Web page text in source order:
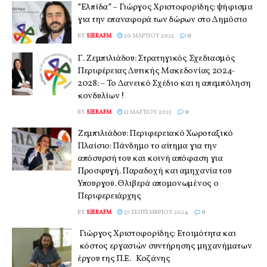
“Ελπίδα” – Γιώργος Χριστοφορίδης: ψήφισμα
για την επαναφορά των δώρων στο Δημόσιο
BY SIERAFM 20 ΜΑΡΤΊΟΥ 2025 0
Γ. Ζεμπιλιάδου: Στρατηγικός Σχεδιασμός
Περιφέρειας Δυτικής Μακεδονίας 2024-
2028: – Το Δανεικό Σχέδιο και η απεμπόληση
κονδυλίων !
BY SIERAFM 12 ΜΑΡΤΊΟΥ 2025 0
Ζεμπιλιάδου: Περιφερειακό Χωροταξικό
Πλαίσιο: Πάνδημο το αίτημα για την
απόσυρσή του και κοινή απόφαση για
Προσφυγή. Παραδοχή και αμηχανία του
Υπουργού. Θλιβερά απομονωμένος ο
Περιφερειάρχης
BY SIERAFM 27 ΣΕΠΤΕΜΒΡΊΟΥ 2024 0
Γιώργος Χριστοφορίδης: Ετοιμότητα και
κόστος εργασιών συντήρησης μηχανήματων
έργου της Π.Ε. Κοζάνης